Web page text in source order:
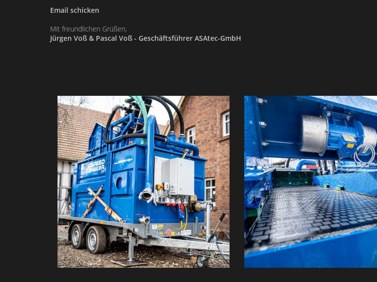
Email schicken
Mit freundlichen Grüßen,
Jürgen Voß & Pascal Voß - Geschäftsführer ASAtec-GmbH